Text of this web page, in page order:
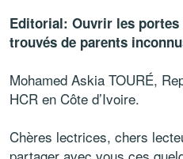
Editorial: Ouvrir les portes
trouvés de parents
Mohamed Askia TOURÉ,
HCR en Côte d’Ivoire.
Chères lectrices, chers